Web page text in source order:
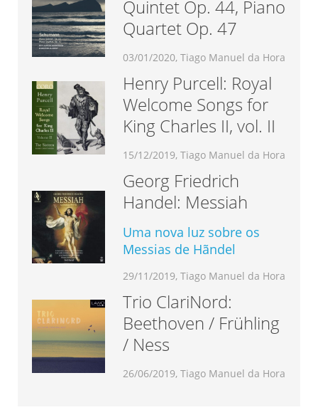
Quintet Op. 44, Piano
Quartet Op. 47
03/01/2020, Tiago Manuel da Hora
Henry Purcell: Royal
Welcome Songs for
King Charles II, vol. II
15/12/2019, Tiago Manuel da Hora
Georg Friedrich
Handel: Messiah
Uma nova luz sobre os
Messias de Hãndel
29/11/2019, Tiago Manuel da Hora
Trio ClariNord:
Beethoven / Frühling
/ Ness
26/06/2019, Tiago Manuel da Hora